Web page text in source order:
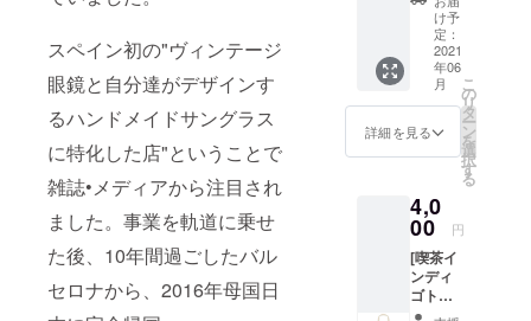
スペイン初の"ヴィンテージ
眼鏡と自分達がデザインす
るハンドメイドサングラス
に特化した店"ということで
雑誌•メディアから注目され
ました。事業を軌道に乗せ
た後、10年間過ごしたバル
セロナから、2016年母国日
ク、そ
してほ
のかな
甘さが
ありま
す。 時
間をか
たこち
らのブ
レン
ド、是
非ご賞
味くだ
大三島
迄遊び
に来て
下さい♪
*有効期
限:お店
が存在
購入者
様本人
有効。 *
お礼の
メッ
になっ
ている
ネイ
ティブ
イン
ディア
ンのホ
ピ族の
1980年
に両親
がサン
フラン
シスコ
へ新婚
け予
定：
2021
年06
月
詳細を見る
こ
の
リ
タ
ー
ン
を
選
択
す
る
4,0
00 円
[喫茶イ
ンディ
ゴトー
トバッ